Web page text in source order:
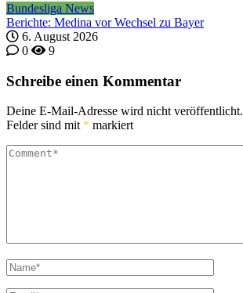
Bundesliga News
Berichte: Medina vor Wechsel zu Bayer
6. August 2026
0
9
Schreibe einen Kommentar
Deine E-Mail-Adresse wird nicht veröffentlicht.
Felder sind mit * markiert